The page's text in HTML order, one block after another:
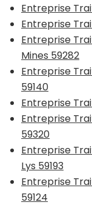
Entreprise
Entreprise
Entreprise
Mines 59282
Entreprise
59140
Entreprise
Entreprise
59320
Entreprise
Lys 59193
Entreprise
59124